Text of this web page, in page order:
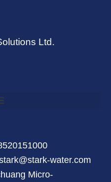
Ltd.
water.com
Micro-